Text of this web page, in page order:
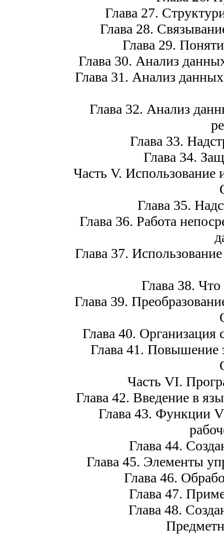
Глава 27.
Глава 28.
Глава 29.
Глава 30. Анализ
Глава 31. Анализ
Глава 32. Анализ
Глава 33.
Глава 34.
Часть V. Использование
Глава 35.
Глава 36. Работа
Глава 37.
Глава 38.
Глава 39.
Глава 40. Организация
Глава 41. Повышение
Часть VI.
Глава 42. Введение в
Глава 43. Функции
Глава 44.
Глава 45. Элементы
Глава 46.
Глава 47.
Глава 48.